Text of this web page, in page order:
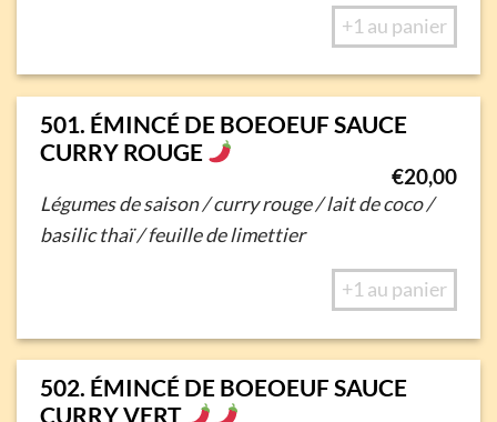
+1 au panier
501. ÉMINCÉ DE BOEOEUF SAUCE
CURRY ROUGE
€20,00
Légumes de saison / curry rouge / lait de coco /
basilic thaï / feuille de limettier
+1 au panier
502. ÉMINCÉ DE BOEOEUF SAUCE
CURRY VERT